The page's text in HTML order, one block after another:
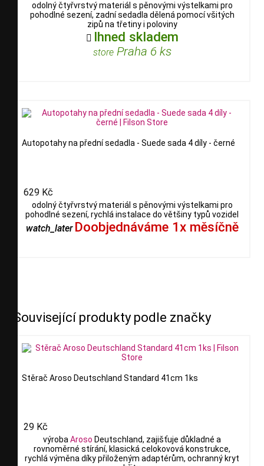
odolný čtyřvrstvý materiál s pěnovými výstelkami pro
pohodlné sezení, zadní sedadla dělená pomocí všitých
zipů na třetiny i poloviny
 Ihned skladem
storePraha 6 ks
Autopotahy na přední sedadla - Suede sada 4 díly - černé
629 Kč
odolný čtyřvrstvý materiál s pěnovými výstelkami pro
pohodlné sezení, rychlá instalace do většiny typů vozidel
watch_later Doobjednáváme 1x měsíčně
Související produkty podle značky
Stěrač Aroso Deutschland Standard 41cm 1ks
29 Kč
výrobaAroso Deutschland, zajišťuje důkladné a
rovnoměrné stírání, klasická celokovová konstrukce,
rychlá výměna díky přiloženým adaptérům, ochranný kryt